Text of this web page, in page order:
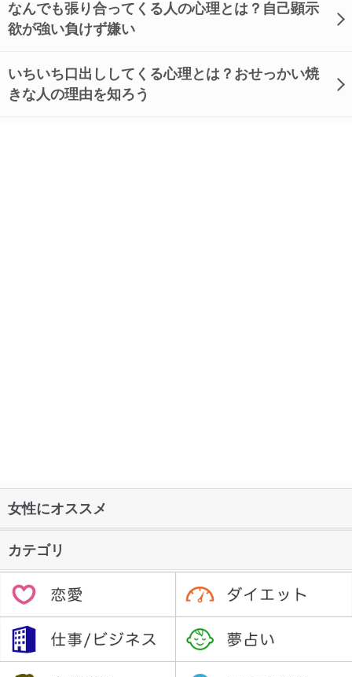
なんでも張り合ってくる人の心理とは？自己顕示
欲が強い負けず嫌い
いちいち口出ししてくる心理とは？おせっかい焼
きな人の理由を知ろう
女性にオススメ
カテゴリ